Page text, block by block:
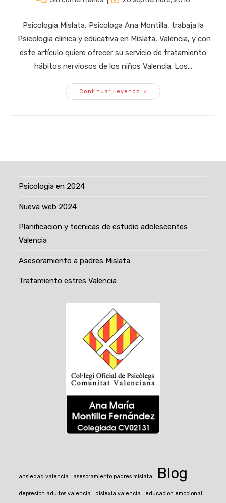
entrada:
la
entrada:
Psicologia Mislata, Psicologa Ana Montilla, trabaja la
Psicologia clinica y educativa en Mislata, Valencia, y con
este artículo quiere ofrecer su servicio de tratamiento
hábitos nerviosos de los niños Valencia. Los…
Continuar Leyendo
Tratamiento
Habitos
Psicologia en 2024
Nueva web 2024
Planificacion y tecnicas de estudio adolescentes
Valencia
Asesoramiento a padres Mislata
Tratamiento estres Valencia
ansiedad valencia asesoramiento padres mislata Blog
depresion adultos valencia dislexia valencia educacion emocional